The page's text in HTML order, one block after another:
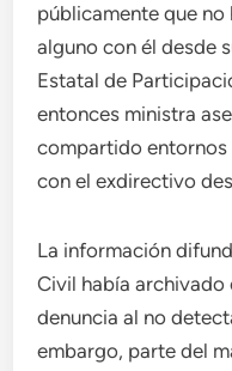
públicamente que
alguno con él desde
Estatal de
entonces ministra
compartido entornos
con el exdirectivo
La información
Civil había archivado
denuncia al no
embargo, parte del